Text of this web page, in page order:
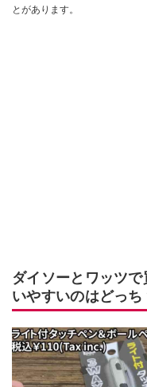
とがあります。
ダイソーとワッツ
いやすいのはどっち